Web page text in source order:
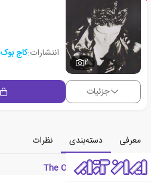
2
انتشارات:کاج بوک
جزئیات
معرفی دسته‌بندی
نظرات
معرفی کتاب The Outsiders